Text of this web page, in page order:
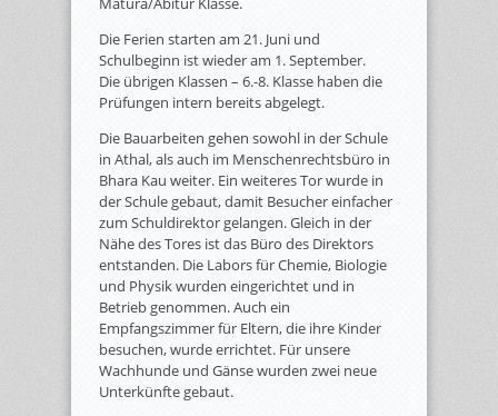
Die Ferien starten am 21. Juni und
Schulbeginn ist wieder am 1. September.
Die übrigen Klassen – 6.-8. Klasse haben die
Prüfungen intern bereits abgelegt.
Die Bauarbeiten gehen sowohl in der Schule
in Athal, als auch im Menschenrechtsbüro in
Bhara Kau weiter. Ein weiteres Tor wurde in
der Schule gebaut, damit Besucher einfacher
zum Schuldirektor gelangen. Gleich in der
Nähe des Tores ist das Büro des Direktors
entstanden. Die Labors für Chemie, Biologie
und Physik wurden eingerichtet und in
Betrieb genommen. Auch ein
Empfangszimmer für Eltern, die ihre Kinder
besuchen, wurde errichtet. Für unsere
Wachhunde und Gänse wurden zwei neue
Unterkünfte gebaut.